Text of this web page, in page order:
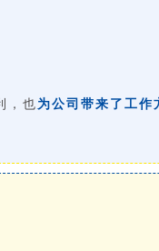
，也为公司带来了工作